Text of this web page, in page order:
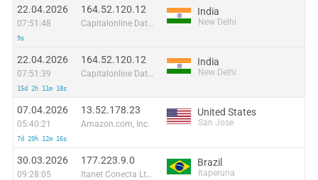
22.04.2026
07:51:48
9s
164.52.120.12
Capitalonline Data Service (HK) Co
India
New Delhi
22.04.2026
07:51:39
15d 2h 11m 18s
164.52.120.12
Capitalonline Data Service (HK) Co
India
New Delhi
07.04.2026
05:40:21
7d 20h 12m 16s
13.52.178.23
Amazon.com, Inc.
United States
San Jose
30.03.2026
09:28:05
177.223.9.0
Itanet Conecta Ltda
Brazil
Itaperuna